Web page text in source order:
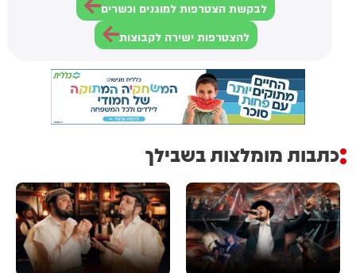
לבקשת הצטרפות למוגנים וכשרים
להצטרפות ישירה לקבוצות
כתבות מומלצות בשבילך